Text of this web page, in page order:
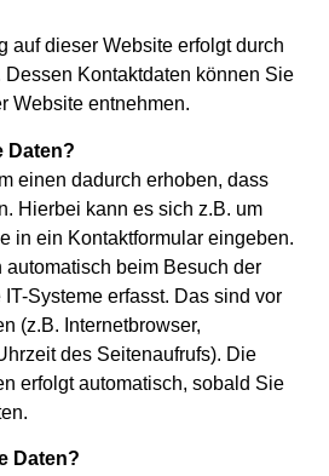
auf dieser Website erfolgt durch
Dessen Kontaktdaten können Sie
Website entnehmen.
Daten?
einen dadurch erhoben, dass
Hierbei kann es sich z.B. um
in ein Kontaktformular eingeben.
beim Besuch der
Systeme erfasst. Das sind vor
(z.B. Internetbrowser,
des Seitenaufrufs). Die
erfolgt automatisch, sobald Sie
Daten?